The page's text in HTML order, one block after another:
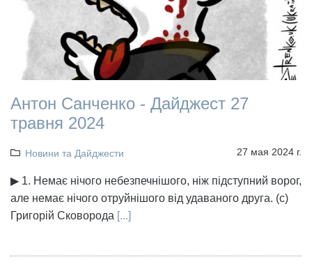
Антон Санченко - Дайджест 27
травня 2024
Новини та Дайджести 27 мая 2024 г.
▶ 1. Немає нiчого небезпечнiшого, нiж пiдступний ворог,
але немає нiчого отруйнiшого вiд удаваного друга. (с)
Григорій Сковорода [...]